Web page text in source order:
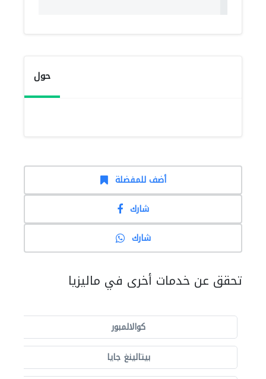
حول
أضف للمفضلة
شارك
شارك
تحقق عن خدمات أخرى في ماليزيا
كوالالمبور
بيتالينغ جايا